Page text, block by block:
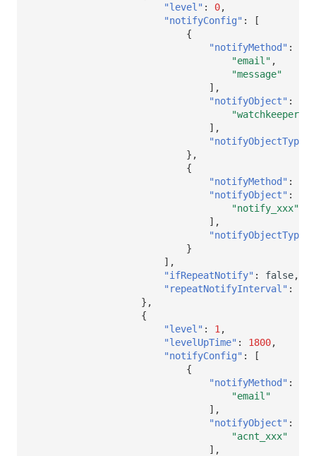
"level" : 0,
"notifyConfig" :
[
{
"notifyMethod" :
"email" ,
"message"
],
"notifyObject" :
"watchkeeper"
],
"notifyObjectType"
},
{
"notifyMethod" :
"notifyObject" :
"notify_xxx"
],
"notifyObjectType"
}
],
"ifRepeatNotify" : false,
"repeatNotifyInterval" :
},
{
"level" : 1 ,
"levelUpTime" : 1800,
"notifyConfig" :
[
{
"notifyMethod" :
"email"
],
"notifyObject" :
"acnt_xxx"
],